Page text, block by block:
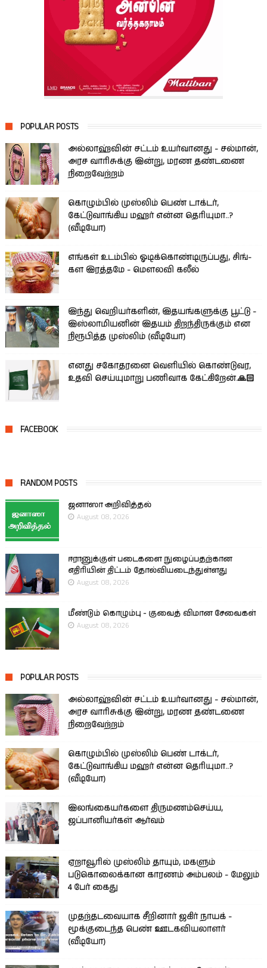
POPULAR POSTS
அல்லாஹ்வின் சட்டம் உயர்வானது - சல்மான்,
அரச வாரிசுக்கு இன்று, மரண தண்டணை
நிறைவேற்றம்
கொழும்பில் முஸ்லிம் பெண் டாக்டர்,
கேட்டுவாங்கிய மஹர் என்ன தெரியுமா..?
(வீடியோ)
எங்கள் உடம்பில் ஓடிக்­கொண்­டி­ருப்­பது, சிங்­
கள இரத்­தமே - மௌலவி கலீல்
இந்து வெறியர்களின், இதயங்களுக்கு பூட்டு -
இஸ்லாமியனின் இதயம் திறந்திருக்கும் என
நிரூபித்த முஸ்லிம் (வீடியோ)
எனது சகோதரனை வெளியில் கொண்டுவர,
உதவி செய்யுமாறு பணிவாக கேட்கிறேன்.🙏🏻
FACEBOOK
RANDOM POSTS
ஜனாஸா அறிவித்தல்
August 08, 2026
ஈரானுக்குள் படைகளை நுழைப்பதற்கான
எதிரியின் திட்டம் தோல்வியடைந்துள்ளது
August 08, 2026
மீண்டும் கொழும்பு - குவைத் விமான சேவைகள்
August 08, 2026
POPULAR POSTS
அல்லாஹ்வின் சட்டம் உயர்வானது - சல்மான்,
அரச வாரிசுக்கு இன்று, மரண தண்டணை
நிறைவேற்றம்
கொழும்பில் முஸ்லிம் பெண் டாக்டர்,
கேட்டுவாங்கிய மஹர் என்ன தெரியுமா..?
(வீடியோ)
இலங்கையர்களை திருமணம்செய்ய,
ஜப்பானியர்கள் ஆர்வம்
ஏறாவூரில் முஸ்லிம் தாயும், மகளும்
படுகொலைக்கான காரணம் அம்பலம் - மேலும்
4 பேர் கைது
முதற்தடவையாக சீறினார் ஜகிர் நாயக் -
மூக்குடைந்த பெண் ஊடகவியலாளர்
(வீடியோ)